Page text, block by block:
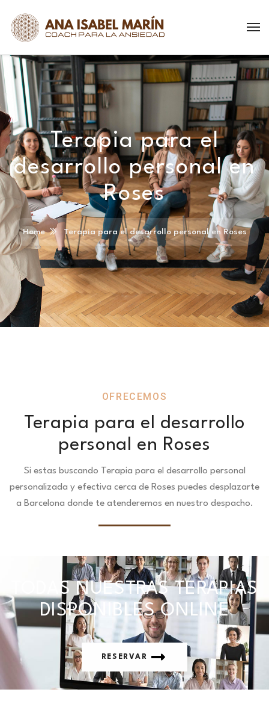
Terapia para el
desarrollo personal en
Roses
Home Terapia para el desarrollo personal en Roses
OFRECEMOS
Terapia para el desarrollo
personal en Roses
Si estas buscando Terapia para el desarrollo personal
personalizada y efectiva cerca de Roses puedes desplazarte
a Barcelona donde te atenderemos en nuestro despacho.
TODAS NUESTRAS TERAPIAS
DISPONIBLES ONLINE
RESERVAR